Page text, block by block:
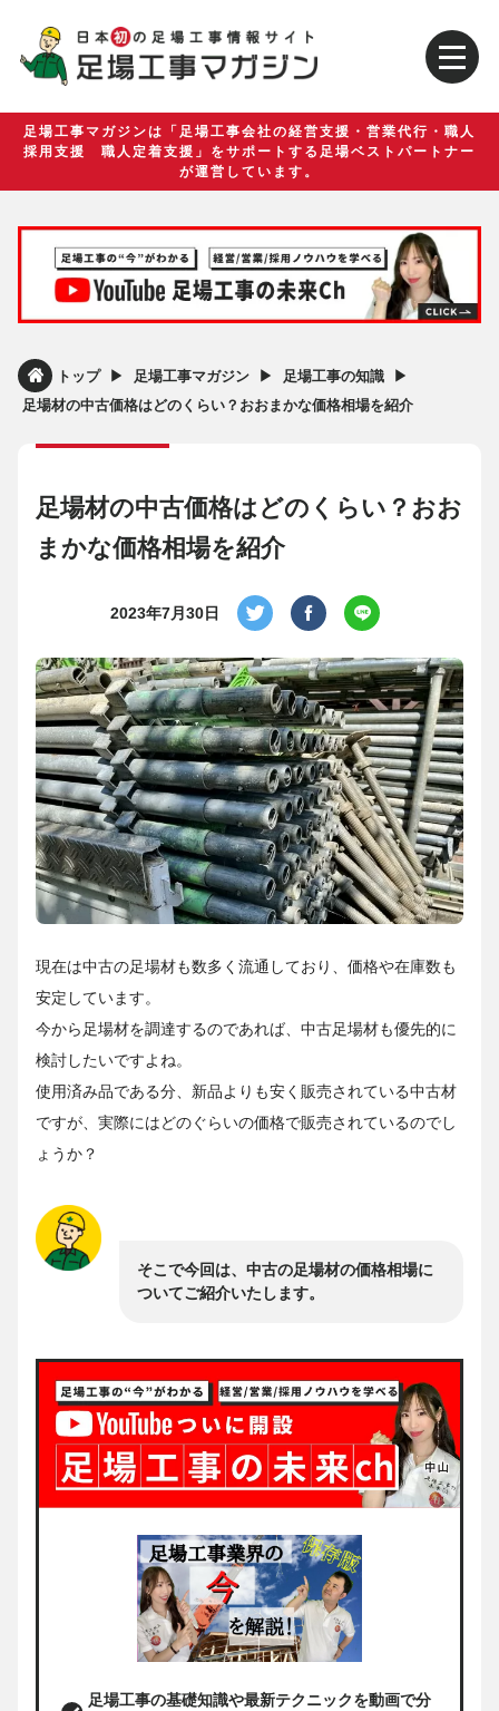
足場工事マガジンは「足場工事会社の経営支援・営業代行・職人
採用支援 職人定着支援」をサポートする足場ベストパートナー
が運営しています。
トップ ▶︎ 足場工事マガジン ▶︎ 足場工事の知識 ▶︎
足場材の中古価格はどのくらい？おおまかな価格相場を紹介
足場材の中古価格はどのくらい？おお
まかな価格相場を紹介
2023年7月30日
現在は中古の足場材も数多く流通しており、価格や在庫数も
安定しています。
今から足場材を調達するのであれば、中古足場材も優先的に
検討したいですよね。
使用済み品である分、新品よりも安く販売されている中古材
ですが、実際にはどのぐらいの価格で販売されているのでし
ょうか？
そこで今回は、中古の足場材の価格相場に
ついてご紹介いたします。
足場工事の基礎知識や最新テクニックを動画で分